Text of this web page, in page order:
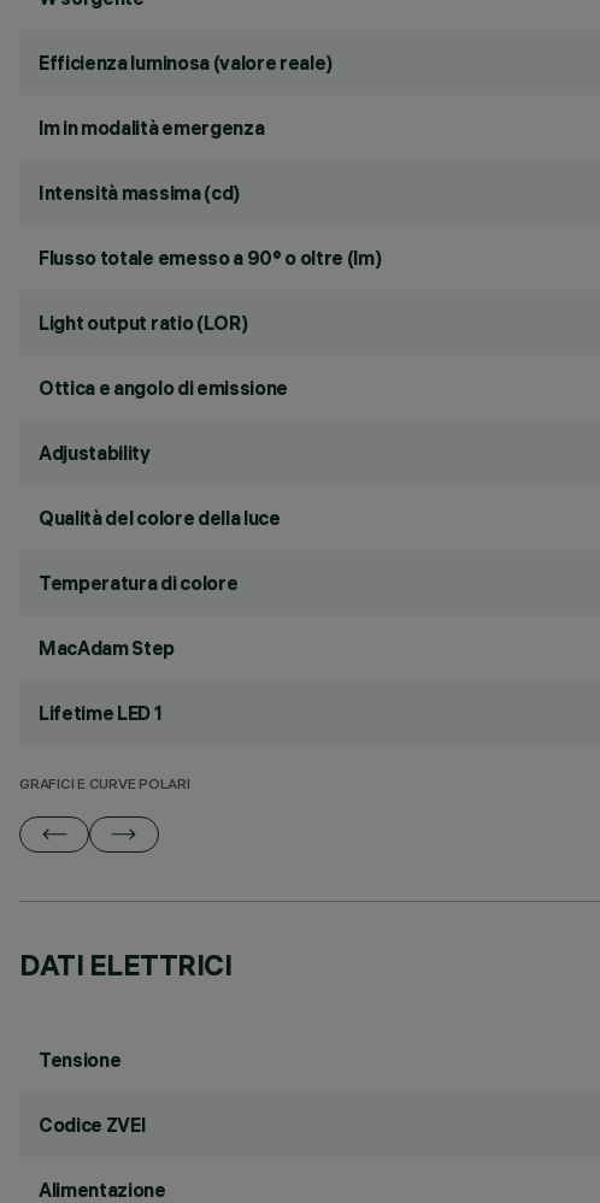
Efficienza luminosa (valore reale)
lm in modalità emergenza
Intensità massima (cd)
Flusso totale emesso a 90° o oltre (lm)
Light output ratio (LOR)
Ottica e angolo di emissione
Adjustability
Qualità del colore della luce
Temperatura di colore
MacAdam Step
Lifetime LED 1
GRAFICI E CURVE POLARI
DATI ELETTRICI
Tensione
Codice ZVEI
Alimentazione